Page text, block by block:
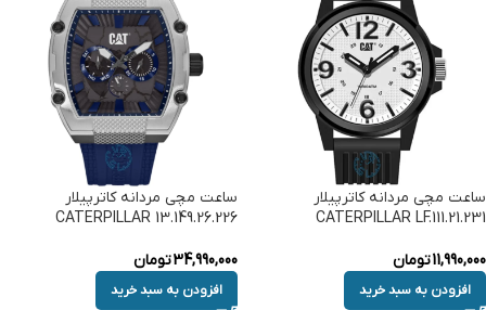
ساعت مچی مردانه کاترپیلار
CATERPILLAR LF.111.21.231
11,990,000تومان
افزودن به سبد خرید
ساعت مچی مردانه کاترپیلار
CATERPILLAR 13.149.26.226
34,990,000تومان
افزودن به سبد خرید